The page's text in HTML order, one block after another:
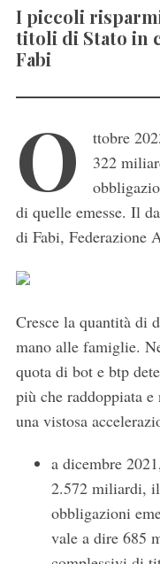
I piccoli
titoli di Stato in
Fabi
O
ttobre
322
di quelle emesse. Il
di Fabi, Federazione
Cresce la quantità di
mano alle famiglie.
quota di bot e btp
più che raddoppiata
una vistosa
a dicembre
2.572 miliardi,
obbligazioni
vale a dire 685